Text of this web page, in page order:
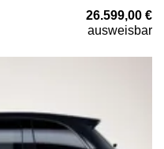
26.599,00 €
ausweisbar